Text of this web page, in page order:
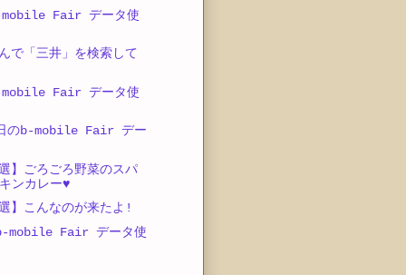
mobile Fair データ使
で「三井」を検索して
mobile Fair データ使
のb-mobile Fair デー
】ごろごろ野菜のスパ
ンカレー♥
】こんなのが来たよ!
mobile Fair データ使